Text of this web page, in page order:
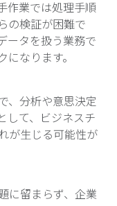
作業では処理手順
の検証が困難で
ータを扱う業務で
なります。
、分析や意思決定
して、ビジネスチ
が生じる可能性が
に留まらず、企業